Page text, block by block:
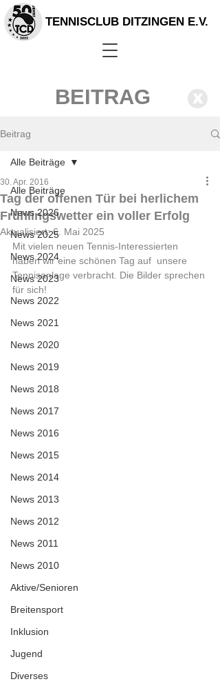
TENNISCLUB DITZINGEN E.V.
BEITRAG X
Beitrag
Alle Beiträge
News 2026
News 2025
News 2024
News 2023
News 2022
News 2021
News 2020
News 2019
News 2018
News 2017
News 2016
News 2015
News 2014
News 2013
News 2012
News 2011
News 2010
Aktive/Senioren
Breitensport
Inklusion
Jugend
Diverses
Alle Beiträge
Tag der offenen Tür bei herlichem
Frühlingswetter ein voller Erfolg
30. Apr. 2016
Aktualisiert:6. Mai 2025
Mit vielen neuen Tennis-Interessierten
haben wir eine schönen Tag auf  unsere
Tennisanlage verbracht. Die Bilder sprechen
für sich!